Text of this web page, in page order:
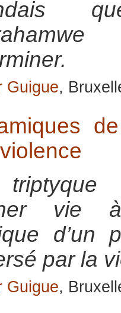
Guigue,
vie
d’un
par la
Guigue,